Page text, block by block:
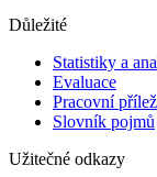
Důležité
Statistiky a
Evaluace
Pracovní
Slovník pojmů
Užitečné odkazy